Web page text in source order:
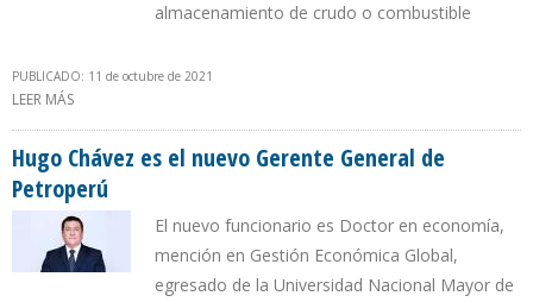
almacenamiento de crudo o combustible
PUBLICADO: 11 de octubre de 2021
LEER MÁS
Hugo Chávez es el nuevo Gerente General de
Petroperú
El nuevo funcionario es Doctor en economía,
mención en Gestión Económica Global,
egresado de la Universidad Nacional Mayor de